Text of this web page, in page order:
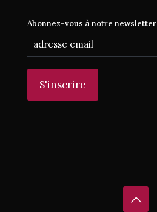
Abonnez-vous à notre newsletter